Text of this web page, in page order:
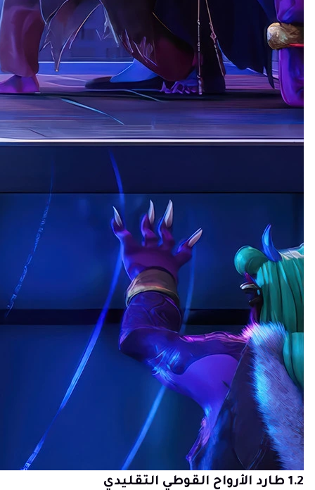
1.2 طارد الأرواح القوطي التقليدي